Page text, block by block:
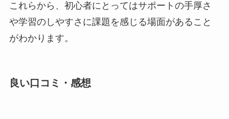
これらから、初心者にとってはサポートの手厚さ
や学習のしやすさに課題を感じる場面があること
がわかります。
良い口コミ・感想